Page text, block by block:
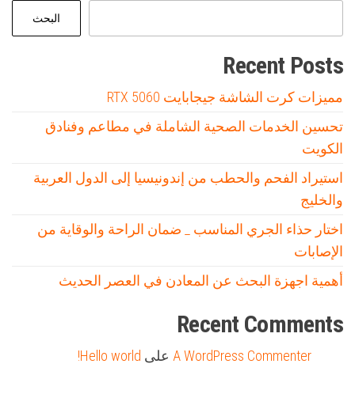
البحث
Recent Posts
مميزات كرت الشاشة جيجابايت RTX 5060
تحسين الخدمات الصحية الشاملة في مطاعم وفنادق
الكويت
استيراد الفحم والحطب من إندونيسيا إلى الدول العربية
والخليج
اختار حذاء الجري المناسب _ ضمان الراحة والوقاية من
الإصابات
أهمية اجهزة البحث عن المعادن في العصر الحديث
Recent Comments
A WordPress Commenter على Hello world!